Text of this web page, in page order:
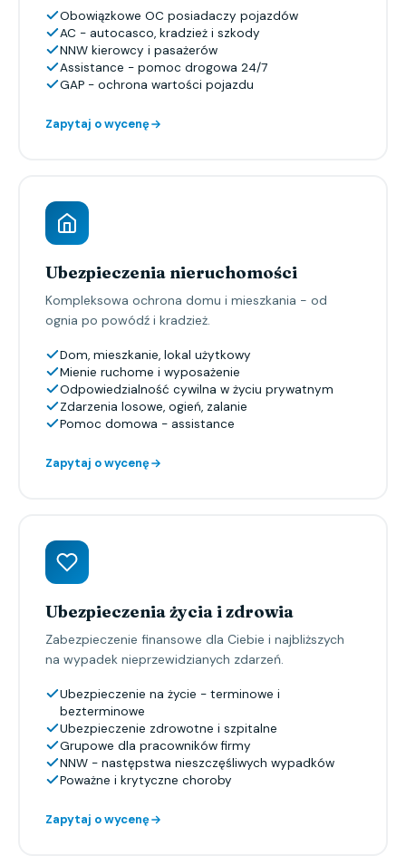
Obowiązkowe OC posiadaczy pojazdów
AC - autocasco, kradzież i szkody
NNW kierowcy i pasażerów
Assistance - pomoc drogowa 24/7
GAP - ochrona wartości pojazdu
Zapytaj o wycenę
Ubezpieczenia nieruchomości
Kompleksowa ochrona domu i mieszkania - od
ognia po powódź i kradzież.
Dom, mieszkanie, lokal użytkowy
Mienie ruchome i wyposażenie
Odpowiedzialność cywilna w życiu prywatnym
Zdarzenia losowe, ogień, zalanie
Pomoc domowa - assistance
Zapytaj o wycenę
Ubezpieczenia życia i zdrowia
Zabezpieczenie finansowe dla Ciebie i najbliższych
na wypadek nieprzewidzianych zdarzeń.
Ubezpieczenie na życie - terminowe i
bezterminowe
Ubezpieczenie zdrowotne i szpitalne
Grupowe dla pracowników firmy
NNW - następstwa nieszczęśliwych wypadków
Poważne i krytyczne choroby
Zapytaj o wycenę